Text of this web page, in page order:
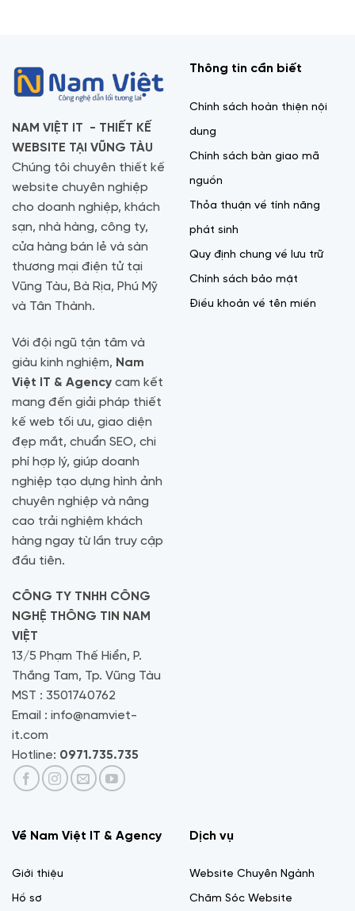
NAM VIỆT IT - THIẾT KẾ
WEBSITE TẠI VŨNG TÀU
Chúng tôi chuyên thiết kế
website chuyên nghiệp
cho doanh nghiệp, khách
sạn, nhà hàng, công ty,
cửa hàng bán lẻ và sàn
thương mại điện tử tại
Vũng Tàu, Bà Rịa, Phú Mỹ
và Tân Thành.
Với đội ngũ tận tâm và
giàu kinh nghiệm, Nam
Việt IT & Agency cam kết
mang đến giải pháp thiết
kế web tối ưu, giao diện
đẹp mắt, chuẩn SEO, chi
phí hợp lý, giúp doanh
nghiệp tạo dựng hình ảnh
chuyên nghiệp và nâng
cao trải nghiệm khách
hàng ngay từ lần truy cập
đầu tiên.
CÔNG TY TNHH CÔNG
NGHỆ THÔNG TIN NAM
VIỆT
13/5 Phạm Thế Hiển, P.
Thắng Tam, Tp. Vũng Tàu
MST : 3501740762
Email : info@namviet-
it.com
Hotline: 0971.735.735
Thông tin cần biết
Chính sách hoàn thiện nội
dung
Chính sách bàn giao mã
nguồn
Thỏa thuận về tính năng
phát sinh
Quy định chung về lưu trữ
Chính sách bảo mật
Điều khoản về tên miền
Về Nam Việt IT & Agency
Giới thiệu
Hồ sơ
Dịch vụ
Website Chuyên Ngành
Chăm Sóc Website